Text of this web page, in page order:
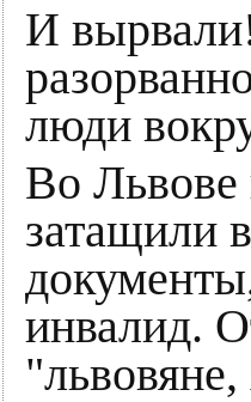
И
люди
Во Львове
затащили
инвалид.